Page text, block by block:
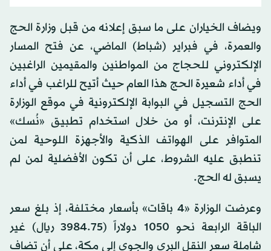
ويضاف الخياران على ما سبق إعلانه من قبل وزارة الحج
والعمرة، في فبراير (شباط) الماضي، عن فتح المسار
الإلكتروني للحجاج من المواطنين والمقيمين الراغبين
في أداء شعيرة الحج هذا العام حيث أتيح للراغب في أداء
الحج التسجيل في البوابة الإلكترونية في موقع الوزارة
على الإنترنت، أو من خلال استخدام تطبيق «نُسك»
المتوافر على الهواتف الذكية والأجهزة اللوحية لمن
تنطبق عليه الشروط، على أن تكون الأفضلية لمن لم
يسبق له الحج.
وعرضت الوزارة «4 باقات» بأسعار مختلفة، إذ بلغ سعر
الباقة الرابعة نحو 1050 دولاراً (3984.75 ريال) غير
شاملة سعر النقل البري والجوي إلى مكة، على أن تضاف